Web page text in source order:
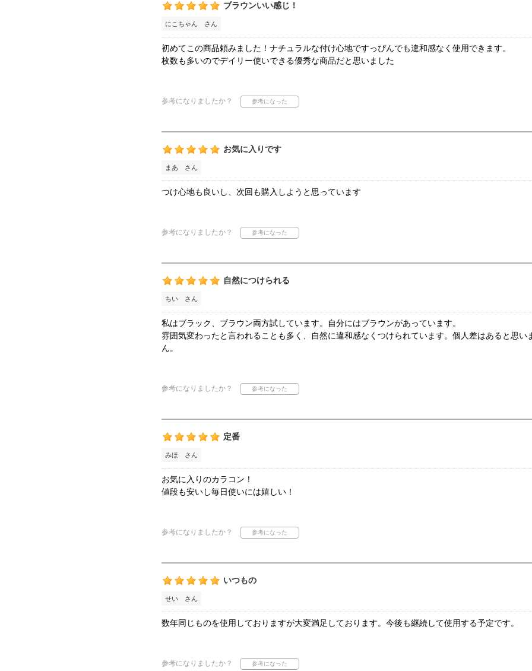
ブラウンいい感じ！
にこちゃん さん
初めてこの商品頼みました！ナチュラルな付け心地ですっぴんでも違和感なく使用できます。
枚数も多いのでデイリー使いできる優秀な商品だと思いました
参考になりましたか？
お気に入りです
まあ さん
つけ心地も良いし、次回も購入しようと思っています
参考になりましたか？
自然につけられる
ちい さん
私はブラック、ブラウン両方試しています。自分にはブラウンがあっています。
雰囲気変わったと言われることも多く、自然に違和感なくつけられています。個人差はあると思い
ん。
参考になりましたか？
定番
みほ さん
お気に入りのカラコン！
値段も安いし毎日使いには嬉しい！
参考になりましたか？
いつもの
せい さん
数年同じものを使用しておりますが大変満足しております。今後も継続して使用する予定です。
参考になりましたか？